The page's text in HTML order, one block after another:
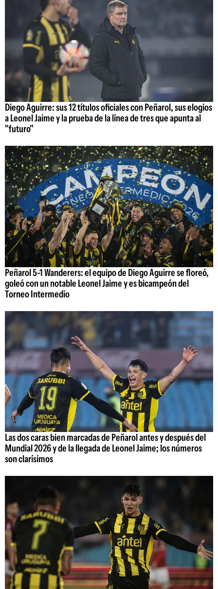
Diego Aguirre: sus 12 títulos oficiales con Peñarol, sus elogios
a Leonel Jaime y la prueba de la línea de tres que apunta al
"futuro"
Peñarol 5-1 Wanderers: el equipo de Diego Aguirre se floreó,
goleó con un notable Leonel Jaime y es bicampeón del
Torneo Intermedio
Las dos caras bien marcadas de Peñarol antes y después del
Mundial 2026 y de la llegada de Leonel Jaime; los números
son clarísimos